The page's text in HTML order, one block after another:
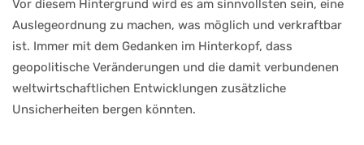
Vor diesem Hintergrund wird es am sinnvollsten sein, eine
Auslegeordnung zu machen, was möglich und verkraftbar
ist. Immer mit dem Gedanken im Hinterkopf, dass
geopolitische Veränderungen und die damit verbundenen
weltwirtschaftlichen Entwicklungen zusätzliche
Unsicherheiten bergen könnten.